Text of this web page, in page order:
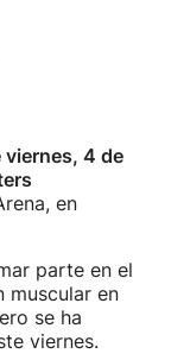
4 de
en
parte en el
muscular en
se ha
viernes.